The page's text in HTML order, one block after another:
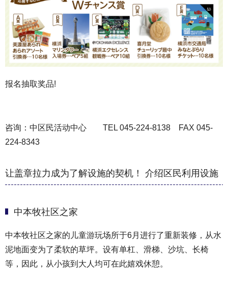
报名抽取奖品!
咨询：中区民活动中心 TEL 045-224-8138 FAX 045-
224-8343
让盖章拉力成为了解设施的契机！ 介绍区民利用设施
中本牧社区之家
中本牧社区之家的儿童游玩场所于6月进行了重新装修，从水
泥地面变为了柔软的草坪。设有单杠、滑梯、沙坑、长椅
等，因此，从小孩到大人均可在此嬉戏休憩。